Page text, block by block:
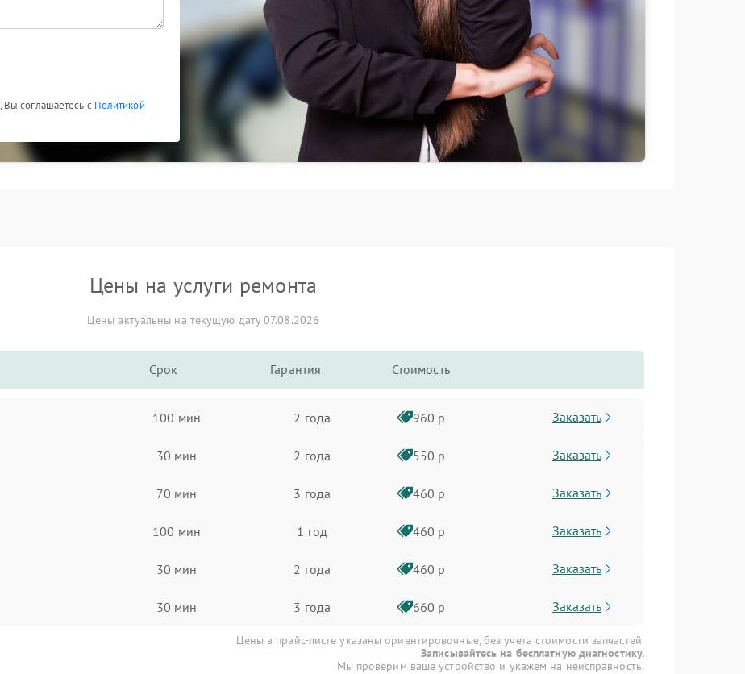
Вы соглашаетесь с Политикой
Цены на услуги ремонта
Цены актуальны на текущую дату 07.08.2026
Срок Гарантия Стоимость
100 мин 2 года 960 р Заказать
30 мин 2 года 550 р Заказать
70 мин 3 года 460 р Заказать
100 мин 1 год 460 р Заказать
30 мин 2 года 460 р Заказать
30 мин 3 года 660 р Заказать
Цены в прайс-листе указаны ориентировочные, без учета стоимости запчастей.
Записывайтесь на бесплатную диагностику.
Мы проверим ваше устройство и укажем на неисправность.